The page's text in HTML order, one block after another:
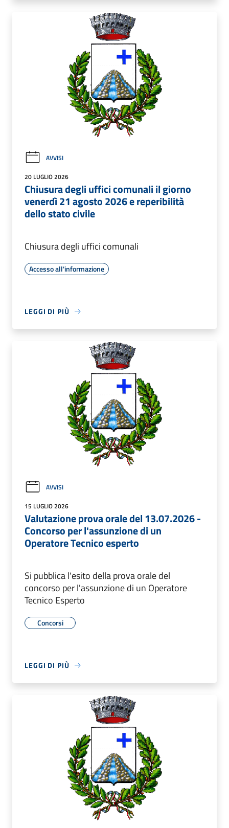
AVVISI
20 LUGLIO 2026
Chiusura degli uffici comunali il giorno
venerdì 21 agosto 2026 e reperibilità
dello stato civile
Chiusura degli uffici comunali
Accesso all'informazione
LEGGI DI PIÙ
AVVISI
15 LUGLIO 2026
Valutazione prova orale del 13.07.2026 -
Concorso per l'assunzione di un
Operatore Tecnico esperto
Si pubblica l'esito della prova orale del
concorso per l'assunzione di un Operatore
Tecnico Esperto
Concorsi
LEGGI DI PIÙ